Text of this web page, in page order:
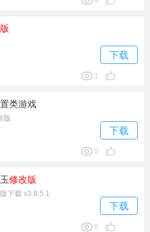
下载
1
类游戏
版
下载
0
修改版
下载 v3.8.5.1
下载
6